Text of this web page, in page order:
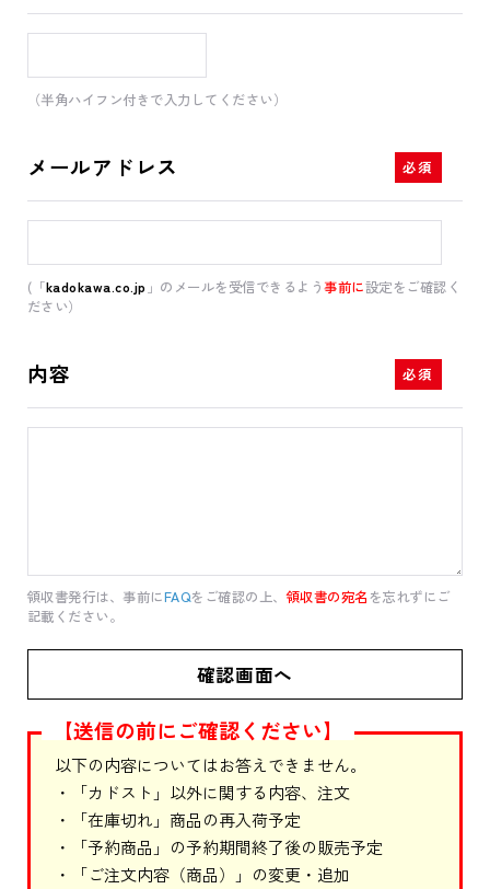
（半角ハイフン付きで入力してください）
メールアドレス
(「kadokawa.co.jp 」のメールを受信できるよう事前に設定をご確認く
ださい）
内容
領収書発行は、事前にFAQをご確認の上、領収書の宛名を忘れずにご
記載ください。
【送信の前にご確認ください】
以下の内容についてはお答えできません。
・「カドスト」以外に関する内容、注文
・「在庫切れ」商品の再入荷予定
・「予約商品」の予約期間終了後の販売予定
・「ご注文内容（商品）」の変更・追加